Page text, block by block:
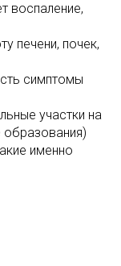
воспаление,
печени, почек,
симптомы
участки на
образования)
именно